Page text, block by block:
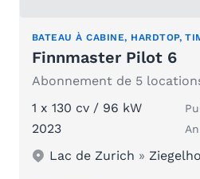
BATEAU À CABINE, HARDTOP,
Finnmaster Pilot 6
1 x 130 cv / 96 kW
2023
Lac de Zurich »